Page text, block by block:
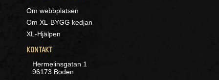
Om webbplatsen
Om XL-BYGG kedjan
XL-Hjälpen
KONTAKT
Hermelinsgatan 1
96173 Boden